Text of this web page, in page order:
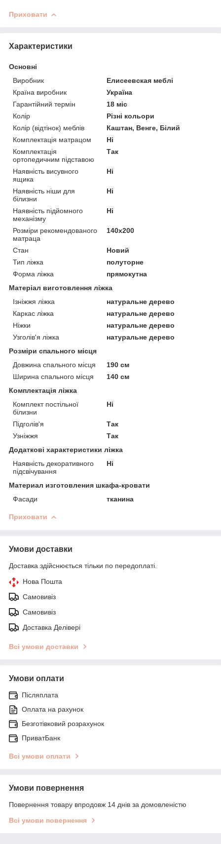
Приховати
Характеристики
Основні
Виробник
Елисеевская меблі
Країна виробник
Україна
Гарантійний термін
18 міс
Колір
Різні кольори
Колір (відтінок) меблів
Каштан, Венге, Білий
Комплектація матрацом
Ні
Комплектація
ортопедичним підставою
Так
Наявність висувного
ящика
Ні
Наявність ніши для
білизни
Ні
Наявність підйомного
механізму
Ні
Розміри рекомендованого
матраца
140х200
Стан
Новий
Тип ліжка
полуторне
Форма ліжка
прямокутна
Матеріал виготовлення ліжка
Ізніжжя ліжка
натуральне дерево
Каркас ліжка
натуральне дерево
Ніжки
натуральне дерево
Узголів'я ліжка
натуральне дерево
Розміри спального місця
Довжина спального місця
190 см
Ширина спального місця
140 см
Комплектація ліжка
Комплект постільної
білизни
Ні
Підголів'я
Так
Узніжжя
Так
Додаткові характеристики ліжка
Наявність декоративного
підсвічування
Ні
Материал изготовления шкафа-кровати
Фасади
тканина
Приховати
Умови доставки
Доставка здійснюється тільки по передоплаті.
Нова Пошта
Самовивіз
Самовивіз
Доставка Делівері
Всі умови доставки
Умови оплати
Післяплата
Оплата на рахунок
Безготівковий розрахунок
ПриватБанк
Всі умови оплати
Умови повернення
Повернення товару впродовж 14 днів за домовленістю
Всі умови повернення